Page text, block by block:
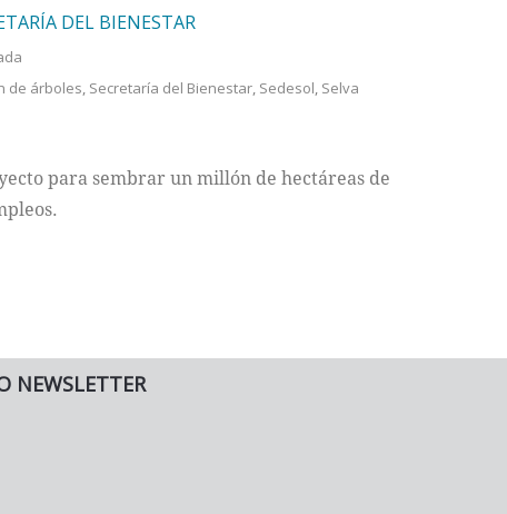
DEL BIENESTAR
de árboles, Secretaría del Bienestar, Sedesol, Selva
para sembrar un millón de hectáreas de
NEWSLETTER